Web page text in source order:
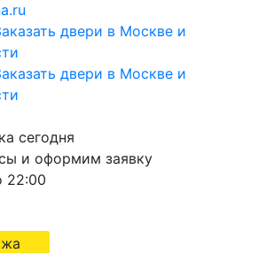
сегодня
и оформим заявку
22:00